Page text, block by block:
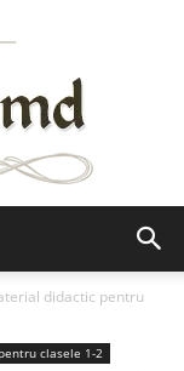
didactic pentru
clasele 1-2